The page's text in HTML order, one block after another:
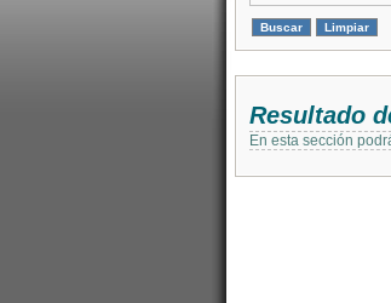
Resultado
En esta sección